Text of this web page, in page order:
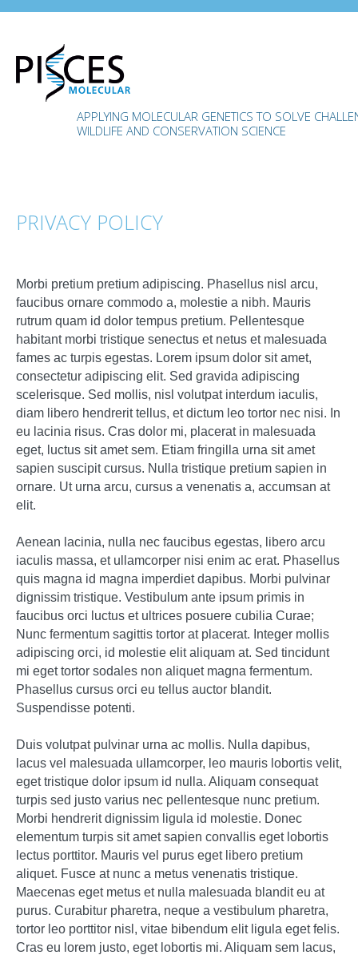
APPLYING MOLECULAR GENETICS TO SOLVE
WILDLIFE AND CONSERVATION SCIENCE
PRIVACY POLICY
Morbi pretium pretium adipiscing. Phasellus nisl arcu,
faucibus ornare commodo a, molestie a nibh. Mauris
rutrum quam id dolor tempus pretium. Pellentesque
habitant morbi tristique senectus et netus et malesuada
fames ac turpis egestas. Lorem ipsum dolor sit amet,
consectetur adipiscing elit. Sed gravida adipiscing
scelerisque. Sed mollis, nisl volutpat interdum iaculis,
diam libero hendrerit tellus, et dictum leo tortor nec nisi. In
eu lacinia risus. Cras dolor mi, placerat in malesuada
eget, luctus sit amet sem. Etiam fringilla urna sit amet
sapien suscipit cursus. Nulla tristique pretium sapien in
ornare. Ut urna arcu, cursus a venenatis a, accumsan at
elit.
Aenean lacinia, nulla nec faucibus egestas, libero arcu
iaculis massa, et ullamcorper nisi enim ac erat. Phasellus
quis magna id magna imperdiet dapibus. Morbi pulvinar
dignissim tristique. Vestibulum ante ipsum primis in
faucibus orci luctus et ultrices posuere cubilia Curae;
Nunc fermentum sagittis tortor at placerat. Integer mollis
adipiscing orci, id molestie elit aliquam at. Sed tincidunt
mi eget tortor sodales non aliquet magna fermentum.
Phasellus cursus orci eu tellus auctor blandit.
Suspendisse potenti.
Duis volutpat pulvinar urna ac mollis. Nulla dapibus,
lacus vel malesuada ullamcorper, leo mauris lobortis velit,
eget tristique dolor ipsum id nulla. Aliquam consequat
turpis sed justo varius nec pellentesque nunc pretium.
Morbi hendrerit dignissim ligula id molestie. Donec
elementum turpis sit amet sapien convallis eget lobortis
lectus porttitor. Mauris vel purus eget libero pretium
aliquet. Fusce at nunc a metus venenatis tristique.
Maecenas eget metus et nulla malesuada blandit eu at
purus. Curabitur pharetra, neque a vestibulum pharetra,
tortor leo porttitor nisl, vitae bibendum elit ligula eget felis.
Cras eu lorem justo, eget lobortis mi. Aliquam sem lacus,